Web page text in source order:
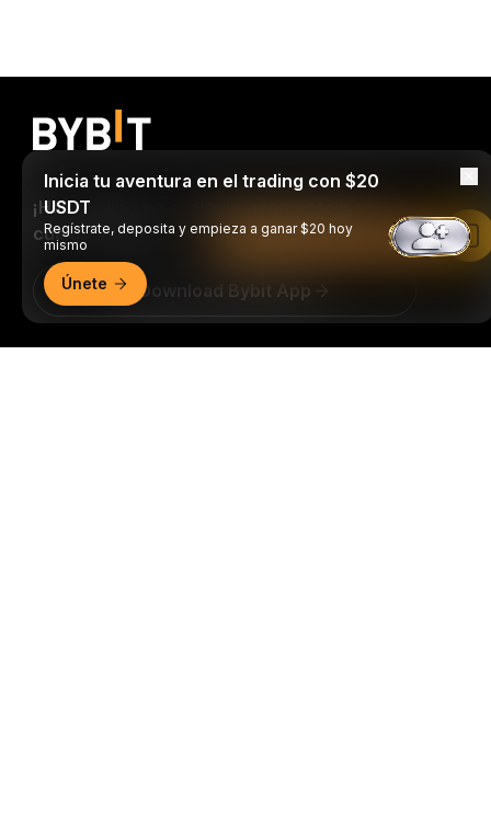
¡Haz trading en cualquier momento y en
cualquier lugar!
Download Bybit App
Inicia tu aventura en el trading con $20
USDT
Regístrate, deposita y empieza a ganar $20 hoy
mismo
Únete
Leer en la aplicación de Bybit